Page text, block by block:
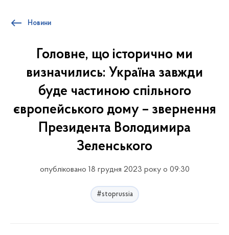
Новини
Головне, що історично ми
визначились: Україна завжди
буде частиною спільного
європейського дому – звернення
Президента Володимира
Зеленського
опубліковано 18 грудня 2023 року о 09:30
#stoprussia